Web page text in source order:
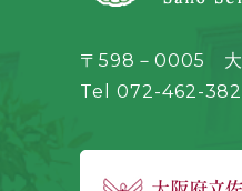
〒598－0005 大
Tel 072-462-